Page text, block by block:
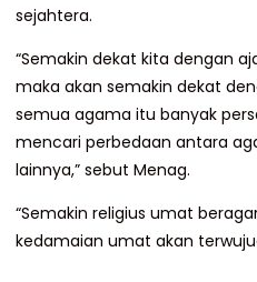
sejahtera.
“Semakin dekat kita dengan
maka akan semakin dekat
semua agama itu banyak
mencari perbedaan antara
lainnya,” sebut Menag.
“Semakin religius umat
kedamaian umat akan